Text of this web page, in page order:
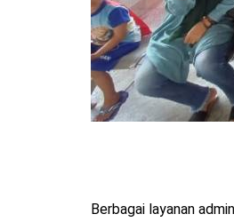
Berbagai layanan